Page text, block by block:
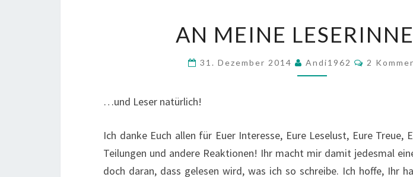
MEINE
AN MEINE
31. Dezember 2014 Andi1962 2
…und Leser natürlich!
Ich danke Euch allen für Euer Interesse, Eure Leselust, Eure Treue,
Teilungen und andere Reaktionen! Ihr macht mir damit jedesmal
doch daran, dass gelesen wird, was ich so schreibe. Ich hoffe, Ihr